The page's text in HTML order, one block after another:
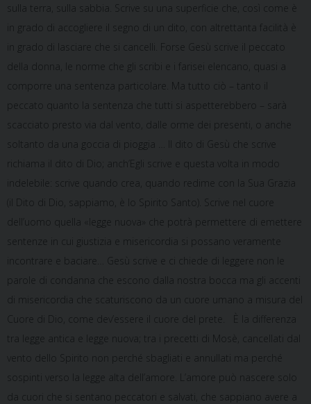
sulla terra, sulla sabbia. Scrive su una superficie che, così come è
in grado di accogliere il segno di un dito, con altrettanta facilità è
in grado di lasciare che si cancelli. Forse Gesù scrive il peccato
della donna, le norme che gli scribi e i farisei elencano, quasi a
comporre una sentenza particolare. Ma tutto ciò – tanto il
peccato quanto la sentenza che tutti si aspetterebbero – sarà
scacciato presto via dal vento, dalle orme dei presenti, o anche
soltanto da una goccia di pioggia … Il dito di Gesù che scrive
richiama il dito di Dio; anch’Egli scrive e questa volta in modo
indelebile: scrive quando crea, quando redime con la Sua Grazia
(il Dito di Dio, sappiamo, è lo Spirito Santo). Scrive nel cuore
dell’uomo quella «legge nuova» che potrà permettere di emettere
sentenze in cui giustizia e misericordia si possano veramente
incontrare e baciare… Gesù scrive e ci chiede di leggere non le
parole di condanna che escono dalla nostra bocca ma gli accenti
di misericordia che scaturiscono da un cuore umano a misura del
Cuore di Dio, come dev’essere il cuore del prete. È la differenza
tra legge antica e legge nuova; tra i precetti di Mosè, cancellati dal
vento dello Spirito non perché sbagliati e annullati ma perché
sospinti verso la legge alta dell’amore. L’amore può nascere solo
da cuori che si sentano peccatori e salvati, che sappiano avere a